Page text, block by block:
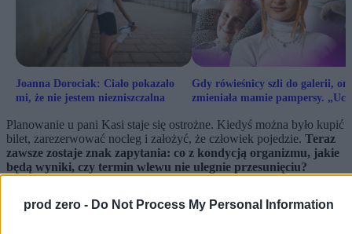
prod zero - Do Not Process My Personal Information
Joanna Dorociak: Ciało pokazało
mi, że nie jestem niezniszczalna
Gdy rówieśnicy szli do galerii,
zmieniała mamie pampersy.
Planowanie u pani Kasi staje się ostrożne. Kiedyś można było kupić
bilet, zarezerwować nocleg i założyć, że człowiek pojedzie. Teraz
zawsze zostaje znak zapytania: co z kondycją organizmu, jakie
będą wyniki, czy termin wlewu nie ulegnie przesunięciu?
Reklama